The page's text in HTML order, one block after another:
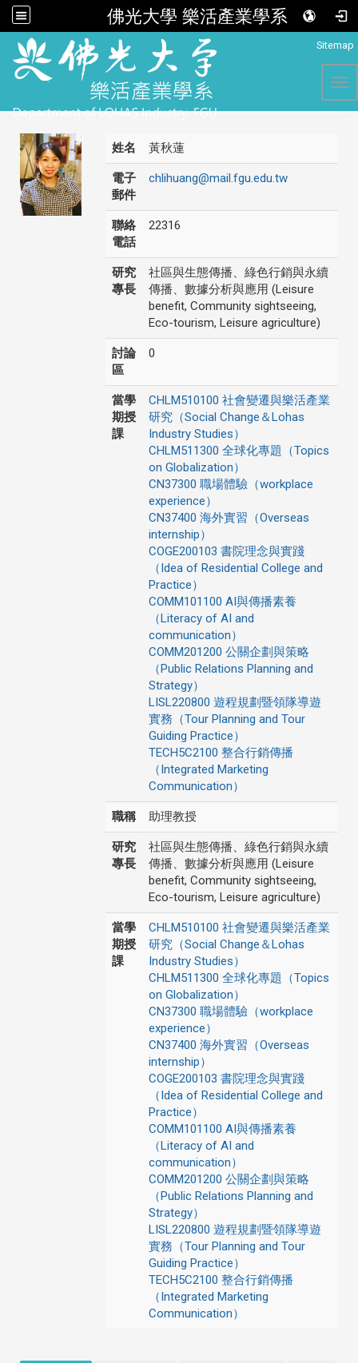
佛光大學 樂活產業學系
Sitemap
姓名 黃秋蓮
電子
郵件
chlihuang@mail.fgu.edu.tw
聯絡
電話
22316
研究
專長
社區與生態傳播、綠色行銷與永續
傳播、數據分析與應用 (Leisure
benefit, Community sightseeing,
Eco-tourism, Leisure agriculture)
討論
區
0
當學
期授
課
CHLM510100 社會變遷與樂活產業
研究（Social Change＆Lohas
Industry Studies）
CHLM511300 全球化專題（Topics
on Globalization）
CN37300 職場體驗（workplace
experience）
CN37400 海外實習（Overseas
internship）
COGE200103 書院理念與實踐
（Idea of Residential College and
Practice）
COMM101100 AI與傳播素養
（Literacy of AI and
communication）
COMM201200 公關企劃與策略
（Public Relations Planning and
Strategy）
LISL220800 遊程規劃暨領隊導遊
實務（Tour Planning and Tour
Guiding Practice）
TECH5C2100 整合行銷傳播
（Integrated Marketing
Communication）
職稱 助理教授
研究
專長
社區與生態傳播、綠色行銷與永續
傳播、數據分析與應用 (Leisure
benefit, Community sightseeing,
Eco-tourism, Leisure agriculture)
當學
期授
課
CHLM510100 社會變遷與樂活產業
研究（Social Change＆Lohas
Industry Studies）
CHLM511300 全球化專題（Topics
on Globalization）
CN37300 職場體驗（workplace
experience）
CN37400 海外實習（Overseas
internship）
COGE200103 書院理念與實踐
（Idea of Residential College and
Practice）
COMM101100 AI與傳播素養
（Literacy of AI and
communication）
COMM201200 公關企劃與策略
（Public Relations Planning and
Strategy）
LISL220800 遊程規劃暨領隊導遊
實務（Tour Planning and Tour
Guiding Practice）
TECH5C2100 整合行銷傳播
（Integrated Marketing
Communication）